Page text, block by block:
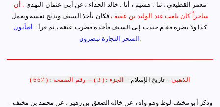
معمر القطيعي ، ثنا : هشيم ، أنا : خالد الحذاء ، عن أبي عثمان النهدي : أن
ساحراً كان يلعب عند الوليد بن عقبة ، فكان يأخذ السيف ويذبح نفسه ويعمل
كذا ولا يضره فقام جندب إلى السيف فأخذه فضرب عنقه ، ثم قرأ : أفتأتون
لذهبي – تاريخ الإسلام – الجزء : ( 3 ) – رقم الصفحة : ( 667 )
– وذكر أبو مخنف لوط وهو واه ، عن خاله الصعق بن زهير ، عن محمد بن مخنف